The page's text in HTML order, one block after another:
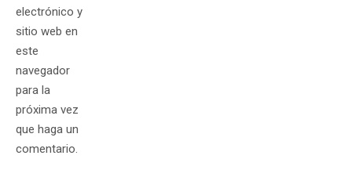
electrónico y
sitio web en
este
navegador
para la
próxima vez
que haga un
comentario.